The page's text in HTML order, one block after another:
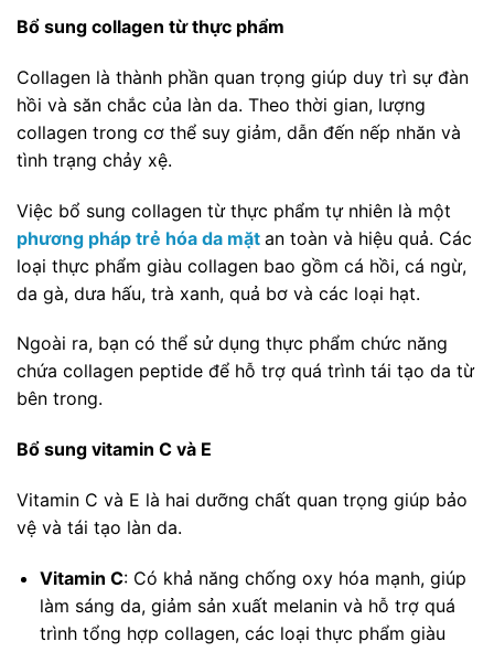
Bổ sung collagen từ thực phẩm
Collagen là thành phần quan trọng giúp duy trì sự đàn
hồi và săn chắc của làn da. Theo thời gian, lượng
collagen trong cơ thể suy giảm, dẫn đến nếp nhăn và
tình trạng chảy xệ.
Việc bổ sung collagen từ thực phẩm tự nhiên là một
phương pháp trẻ hóa da mặt an toàn và hiệu quả. Các
loại thực phẩm giàu collagen bao gồm cá hồi, cá ngừ,
da gà, dưa hấu, trà xanh, quả bơ và các loại hạt.
Ngoài ra, bạn có thể sử dụng thực phẩm chức năng
chứa collagen peptide để hỗ trợ quá trình tái tạo da từ
bên trong.
Bổ sung vitamin C và E
Vitamin C và E là hai dưỡng chất quan trọng giúp bảo
vệ và tái tạo làn da.
Vitamin C: Có khả năng chống oxy hóa mạnh, giúp
làm sáng da, giảm sản xuất melanin và hỗ trợ quá
trình tổng hợp collagen, các loại thực phẩm giàu